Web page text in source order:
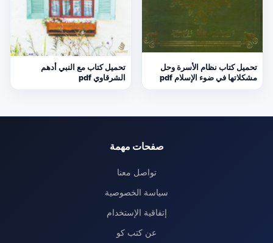
تحميل كتاب نظام الأسرة وحل
مشكلاتها في ضوء الإسلام pdf
تحميل كتاب مع النبي أدهم
الشرقاوي pdf
صفحات مهمة
تواصل معنا
سياسة الخصوصية
إتفاقية الإستخدام
عن كتب كو